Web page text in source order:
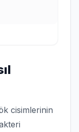
cisimlerinin